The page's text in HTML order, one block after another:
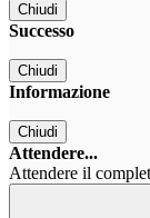
Chiudi
Successo
Chiudi
Informazione
Chiudi
Attendere...
Attendere il